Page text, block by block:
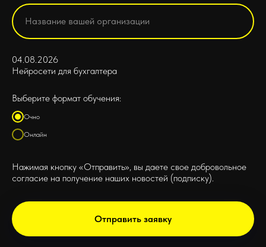
04.08.2026
Нейросети для бухгалтера
Выберите формат обучения:
Очно
Онлайн
Нажимая кнопку «Отправить», вы даете свое добровольное
согласие на получение наших новостей (подписку).
Отправить заявку